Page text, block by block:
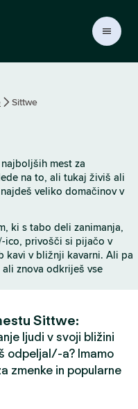
Sittwe
mest za
na to, ali tukaj živiš ali
veliko domačinov v
ki s tabo deli zanimanja,
ico, privošči si pijačo v
kavi v bližnji kavarni. Ali pa
znova odkriješ vse
Sittwe:
ljudi v svoji bližini
odpeljal/-a? Imamo
zmenke in popularne